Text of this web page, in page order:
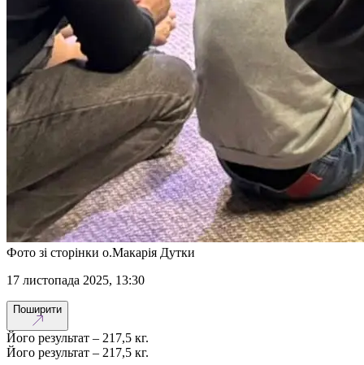
Фото зі сторінки о.Макарія Дутки
17 листопада 2025, 13:30
Поширити
Його результат – 217,5 кг.
Його результат – 217,5 кг.